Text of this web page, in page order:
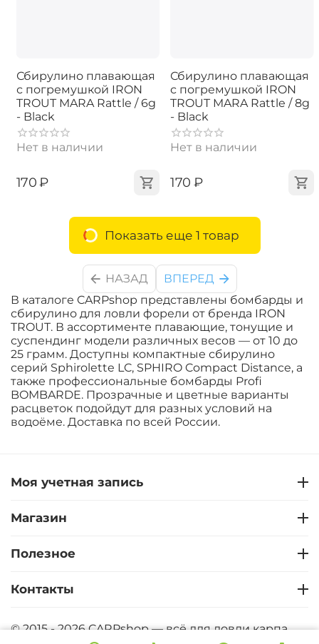
В каталоге CARPshop представлены бомбарды и
сбирулино для ловли форели от бренда IRON
TROUT. В ассортименте плавающие, тонущие и
суспендинг модели различных весов — от 10 до
25 грамм. Доступны компактные сбирулино
серий Sphirolette LC, SPHIRO Compact Distance, а
также профессиональные бомбарды Profi
BOMBARDE. Прозрачные и цветные варианты
расцветок подойдут для разных условий на
водоёме. Доставка по всей России.
Сбирулино плавающая
с погремушкой IRON
TROUT MARA Rattle / 6g
- Black
Нет в наличии
‍170‍ ₽
Сбирулино плавающая
с погремушкой IRON
TROUT MARA Rattle / 8g
- Black
Нет в наличии
‍170‍ ₽
Показать еще 1 товар
НАЗАД ВПЕРЕД
Моя учетная запись
Магазин
Полезное
Контакты
© 2015 - 2026 CARPshop — всё для ловли карпа.